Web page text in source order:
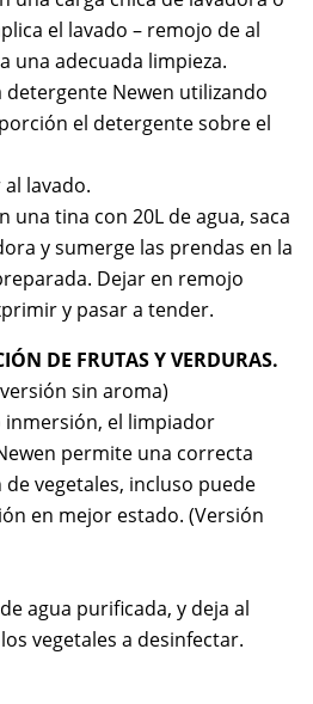
el lavado – remojo de al
una adecuada limpieza.
Newen utilizando
el detergente sobre el
lavado.
una tina con 20L de agua, saca
y sumerge las prendas en la
Dejar en remojo
y pasar a tender.
DE FRUTAS Y VERDURAS.
sin aroma)
inmersión, el limpiador
permite una correcta
vegetales, incluso puede
en mejor estado. (Versión
agua purificada, y deja al
vegetales a desinfectar.